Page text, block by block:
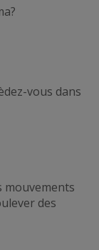
vous dans
mouvements
des